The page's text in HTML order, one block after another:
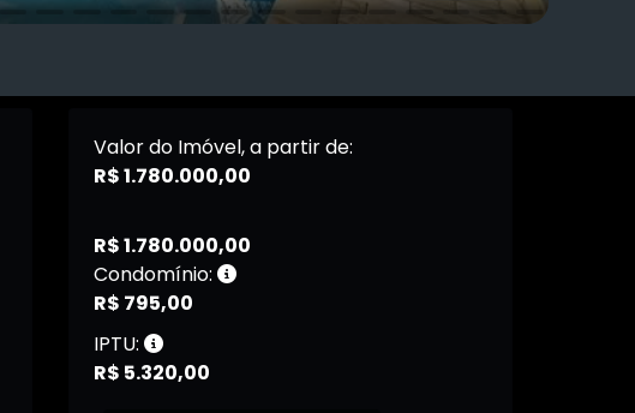
Valor do Imóvel, a partir de:
R$ 1.780.000,00
R$ 1.780.000,00
Condomínio:
R$ 795,00
IPTU:
R$ 5.320,00